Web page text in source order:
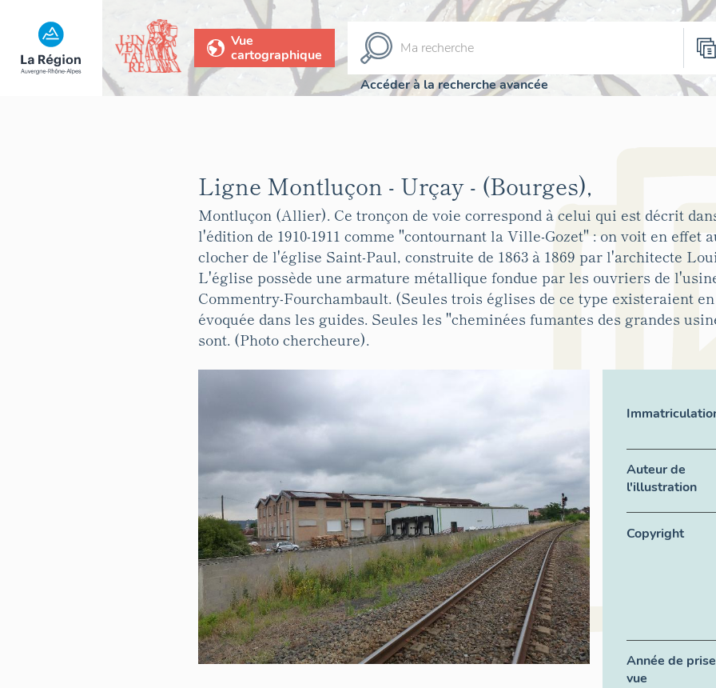
Vue
cartographique
Accéder à la recherche avancée
Ligne Montluçon - Urçay - (Bourges),
Montluçon (Allier). Ce tronçon de voie correspond à celui qui est décrit
l'édition de 1910-1911 comme "contournant la Ville-Gozet" : on voit en effet
clocher de l'église Saint-Paul, construite de 1863 à 1869 par l'architecte
L'église possède une armature métallique fondue par les ouvriers de
Commentry-Fourchambault. (Seules trois églises de ce type existeraient
évoquée dans les guides. Seules les "cheminées fumantes des grandes
sont. (Photo chercheure).
Auteur de
l'illustration
Copyright
Année de
vue